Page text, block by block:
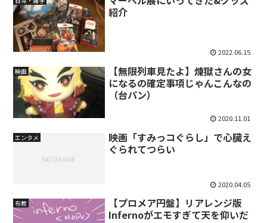
紹介
2022.06.15
映画
【無限列車見たよ】煉獄さんの女
になるの確定事項じゃんこんなの
（台パン）
2020.11.01
エンタメ
映画「すみっコぐらし」で心臓え
ぐられてつらい
2020.04.05
布教
【プロメア円盤】リアレンジ版
Infernoがエモすぎて天を仰いだ